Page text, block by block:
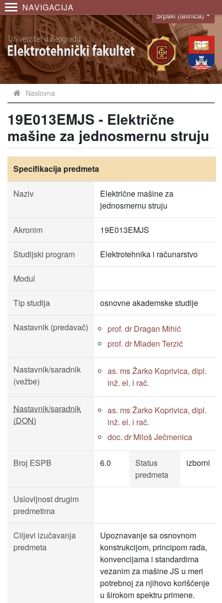
NAVIGACIJA
Language
Srpski (latinica)
Naslovna
19E013EMJS - Električne
mašine za jednosmernu struju
Specifikacija predmeta
Naziv
Električne mašine za
jednosmernu struju
Akronim 19E013EMJS
Studijski program Elektrotehnika i računarstvo
Modul
Tip studija osnovne akademske studije
Nastavnik (predavač)
prof. dr Dragan Mihić
prof. dr Mladen Terzić
Nastavnik/saradnik
(vežbe)
as. ms Žarko Koprivica, dipl.
inž. el. i rač.
Nastavnik/saradnik
(DON)
as. ms Žarko Koprivica, dipl.
inž. el. i rač.
doc. dr Miloš Ječmenica
Broj ESPB 6.0
Status
predmeta
izborni
Uslovljnost drugim
predmetima
Ciljevi izučavanja
predmeta
Upoznavanje sa osnovnom
konstrukcijom, principom rada,
konvencijama i standardima
vezanim za mašine JS u meri
potrebnoj za njihovo korišćenje
u širokom spektru primene.